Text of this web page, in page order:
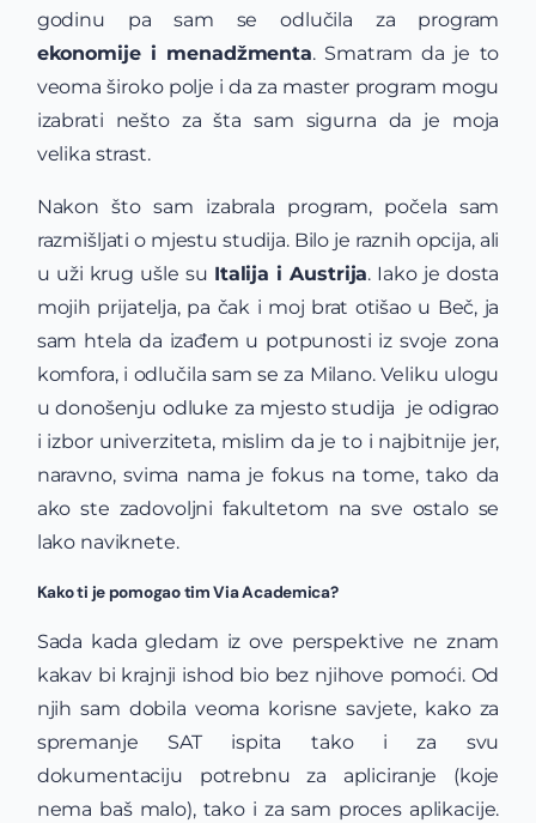
godinu pa sam se odlučila za program
ekonomije i menadžmenta. Smatram da je to
veoma široko polje i da za master program mogu
izabrati nešto za šta sam sigurna da je moja
velika strast.
Nakon što sam izabrala program, počela sam
razmišljati o mjestu studija. Bilo je raznih opcija, ali
u uži krug ušle su Italija i Austrija. Iako je dosta
mojih prijatelja, pa čak i moj brat otišao u Beč, ja
sam htela da izađem u potpunosti iz svoje zona
komfora, i odlučila sam se za Milano. Veliku ulogu
u donošenju odluke za mjesto studija je odigrao
i izbor univerziteta, mislim da je to i najbitnije jer,
naravno, svima nama je fokus na tome, tako da
ako ste zadovoljni fakultetom na sve ostalo se
lako naviknete.
Kako ti je pomogao tim Via Academica?
Sada kada gledam iz ove perspektive ne znam
kakav bi krajnji ishod bio bez njihove pomoći. Od
njih sam dobila veoma korisne savjete, kako za
spremanje SAT ispita tako i za svu
dokumentaciju potrebnu za apliciranje (koje
nema baš malo), tako i za sam proces aplikacije.